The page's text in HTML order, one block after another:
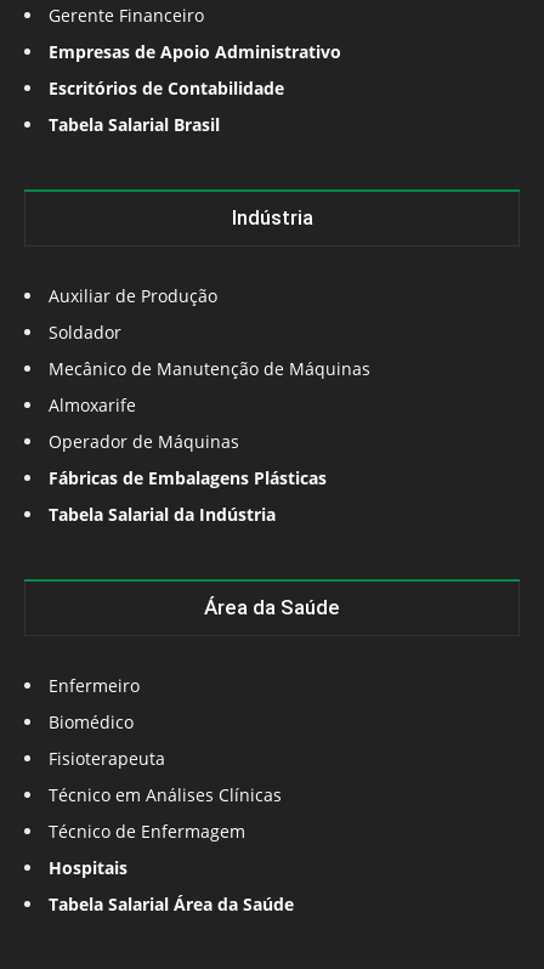
Gerente Financeiro
Empresas de Apoio Administrativo
Escritórios de Contabilidade
Tabela Salarial Brasil
Indústria
Auxiliar de Produção
Soldador
Mecânico de Manutenção de Máquinas
Almoxarife
Operador de Máquinas
Fábricas de Embalagens Plásticas
Tabela Salarial da Indústria
Área da Saúde
Enfermeiro
Biomédico
Fisioterapeuta
Técnico em Análises Clínicas
Técnico de Enfermagem
Hospitais
Tabela Salarial Área da Saúde